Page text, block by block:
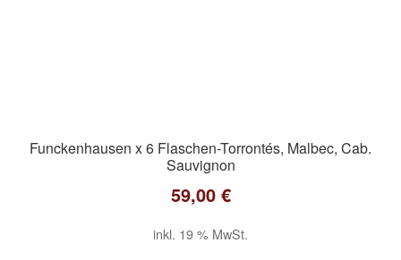
Funckenhausen x 6 Flaschen-Torrontés, Malbec, Cab.
Sauvignon
59,00 €
inkl. 19 % MwSt.